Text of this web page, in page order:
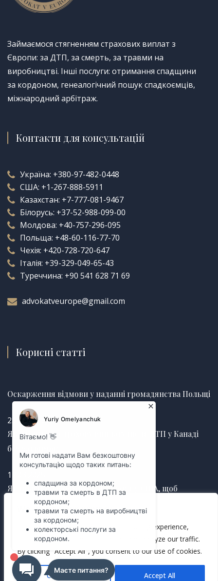
We value your privacy
We use cookies to enhance your browsing experience,
serve personalized ads or content, and analyze our traffic.
By clicking "Accept All", you consent to our use of cookies.
Customize Accept All
Займаємося стягненням страхових виплат з
Європи: за ДТП, за смерть, за травми на
виробництві. Інші послуги: отримання спадщини
за кордоном, генеалогічний пошук спадкоємців,
міжнародний арбітраж.
Контакти для консультацій
Україна: +380-97-482-0448
США: +1-267-888-5911
Казахстан: +7-777-081-9467
Білорусь: +37-52-988-099-00
Молдова: +40-757-296-095
Польща: +48-60-116-77-70
Чехія: +420-728-720-647
Італія: +39-329-049-65-43
Туреччина: +90 541 628 71 69
advokatveurope@gmail.com
Корисні статті
Оскарження відмови у наданні громадянства Польщі
25.06.2026
Як отримати страхову виплату після ДТП у Канаді
без затримок
12.03.2025
Як правильно оформити заповіт у США, щоб
уникнути судових суперечок
12.03.2025